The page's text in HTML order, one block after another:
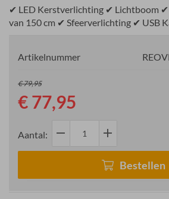
✔ LED Kerstverlichting ✔ Lichtboom
van 150 cm ✔ Sfeerverlichting ✔ USB
Artikelnummer
€ 79,95
€ 77,95
Aantal: remove add
Bestellen